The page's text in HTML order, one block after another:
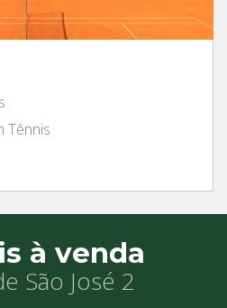
Tênnis
à venda
São José 2